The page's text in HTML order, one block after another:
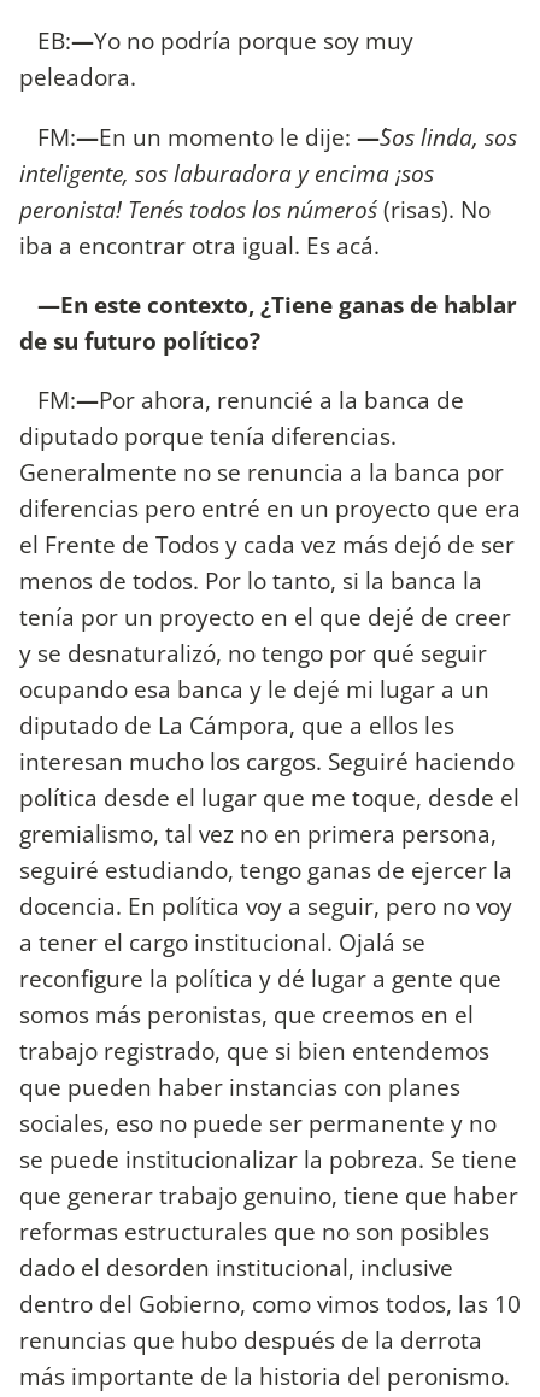
EB:—Yo no podría porque soy muy
peleadora.
FM:—En un momento le dije: —´Sos linda, sos
inteligente, sos laburadora y encima ¡sos
peronista! Tenés todos los números´(risas). No
iba a encontrar otra igual. Es acá.
—En este contexto, ¿Tiene ganas de hablar
de su futuro político?
FM:—Por ahora, renuncié a la banca de
diputado porque tenía diferencias.
Generalmente no se renuncia a la banca por
diferencias pero entré en un proyecto que era
el Frente de Todos y cada vez más dejó de ser
menos de todos. Por lo tanto, si la banca la
tenía por un proyecto en el que dejé de creer
y se desnaturalizó, no tengo por qué seguir
ocupando esa banca y le dejé mi lugar a un
diputado de La Cámpora, que a ellos les
interesan mucho los cargos. Seguiré haciendo
política desde el lugar que me toque, desde el
gremialismo, tal vez no en primera persona,
seguiré estudiando, tengo ganas de ejercer la
docencia. En política voy a seguir, pero no voy
a tener el cargo institucional. Ojalá se
reconfigure la política y dé lugar a gente que
somos más peronistas, que creemos en el
trabajo registrado, que si bien entendemos
que pueden haber instancias con planes
sociales, eso no puede ser permanente y no
se puede institucionalizar la pobreza. Se tiene
que generar trabajo genuino, tiene que haber
reformas estructurales que no son posibles
dado el desorden institucional, inclusive
dentro del Gobierno, como vimos todos, las 10
renuncias que hubo después de la derrota
más importante de la historia del peronismo.